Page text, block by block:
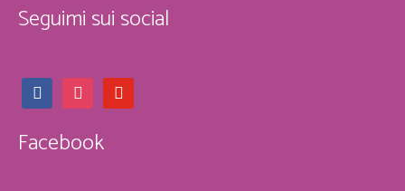
Seguimi sui social
facebook instagramyoutube
Facebook